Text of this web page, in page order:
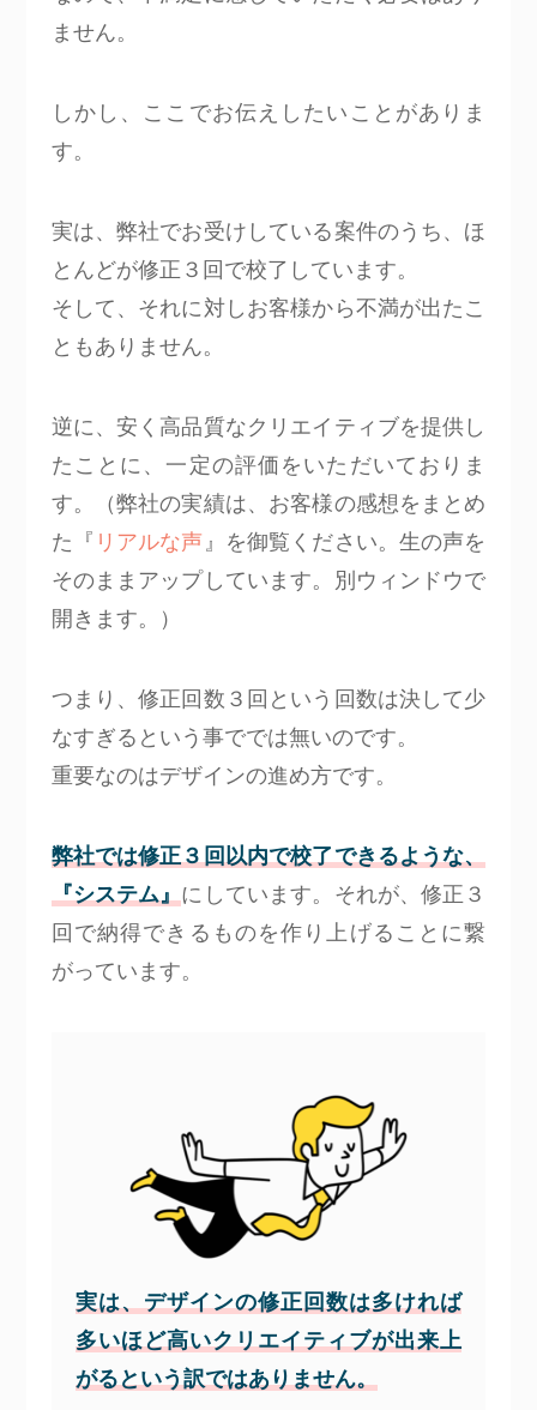
ません。
しかし、ここでお伝えしたいことがありま
す。
実は、弊社でお受けしている案件のうち、ほ
とんどが修正３回で校了しています。
そして、それに対しお客様から不満が出たこ
ともありません。
逆に、安く高品質なクリエイティブを提供し
たことに、一定の評価をいただいておりま
す。（弊社の実績は、お客様の感想をまとめ
た『 リアルな声 』を御覧ください。生の声を
そのままアップしています。別ウィンドウで
開きます。）
つまり、修正回数３回という回数は決して少
なすぎるという事ででは無いのです。
重要なのはデザインの進め方です。
弊社では修正３回以内で校了できるような、
『システム』 にしています。それが、修正３
回で納得できるものを作り上げることに繋
がっています。
実は、デザインの修正回数は多ければ
多いほど高いクリエイティブが出来上
がるという訳ではありません。